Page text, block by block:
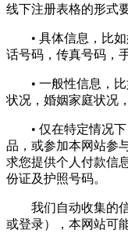
线下注册表格的形式
• 具体信息，比如
话号码，传真号码，
• 一般性信息，比
状况，婚姻家庭状况
• 仅在特定情况下
品，或参加本网站参
求您提供个人付款信
份证及护照号码。
我们自动收集的信
或登录），本网站可